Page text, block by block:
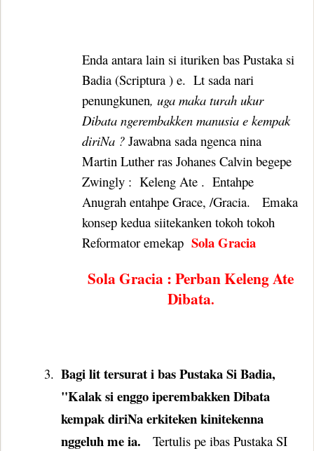
Enda antara lain si ituriken bas Pustaka si
Badia (Scriptura ) e. Lt sada nari
penungkunen, uga maka turah ukur
Dibata ngerembakken manusia e kempak
diriNa ? Jawabna sada ngenca nina
Martin Luther ras Johanes Calvin begepe
Zwingly : Keleng Ate . Entahpe
Anugrah entahpe Grace, /Gracia.
Emaka
konsep kedua siitekanken tokoh tokoh
Reformator emekap Sola Gracia
Sola Gracia : Perban Keleng Ate
Dibata.
3. Bagi lit tersurat i bas Pustaka Si Badia,
"Kalak si enggo iperembakken Dibata
kempak diriNa erkiteken kinitekenna
nggeluh me ia.
Tertulis pe ibas Pustaka SI